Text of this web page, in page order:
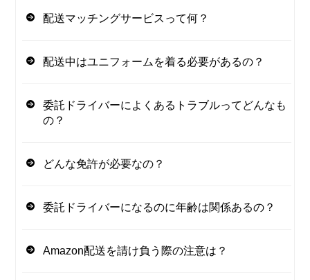
配送マッチングサービスって何？
配送中はユニフォームを着る必要があるの？
委託ドライバーによくあるトラブルってどんなも
の？
どんな免許が必要なの？
委託ドライバーになるのに年齢は関係あるの？
Amazon配送を請け負う際の注意は？